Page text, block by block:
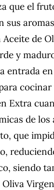
que el
sus
de
y
entrada
Extra
de
que
siendo
Oliva